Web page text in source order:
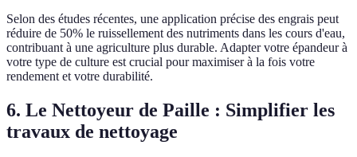
Selon des études récentes, une application précise des engrais peut
réduire de 50% le ruissellement des nutriments dans les cours d'eau,
contribuant à une agriculture plus durable. Adapter votre épandeur à
votre type de culture est crucial pour maximiser à la fois votre
rendement et votre durabilité.
6. Le Nettoyeur de Paille : Simplifier les
travaux de nettoyage